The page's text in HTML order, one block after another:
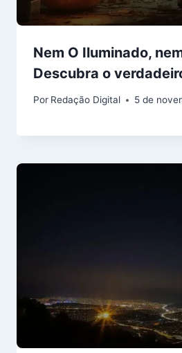
Nem O Iluminado,
Descubra o
Por Redação Digital 5 de